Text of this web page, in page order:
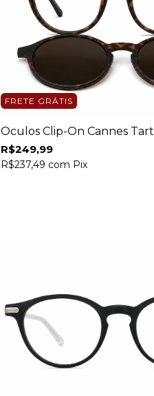
FRETE GRÁTIS
Óculos Clip-On Cannes
R$249,99
R$237,49 com Pix